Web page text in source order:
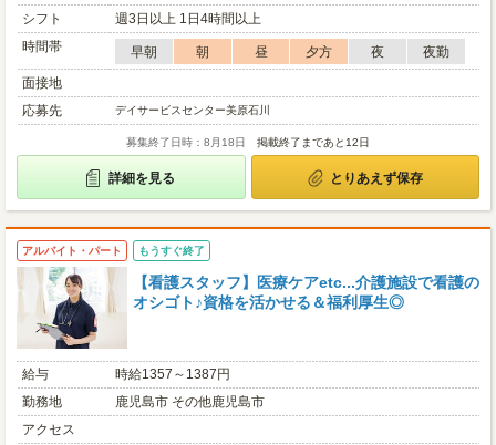
シフト
週3日以上 1日4時間以上
時間帯
早朝 朝 昼 夕方 夜
夜勤
面接地
応募先
デイサービスセンター美原石川
募集終了日時：8月18日 掲載終了まであと12日
詳細を見る とりあえず保存
アルバイト・パート もうすぐ終了
【看護スタッフ】医療ケアetc...介護施設で看護の
オシゴト♪資格を活かせる＆福利厚生◎
給与
時給1357～1387円
勤務地
鹿児島市 その他鹿児島市
アクセス